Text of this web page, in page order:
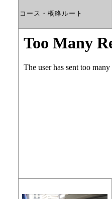
コース・概略ルート